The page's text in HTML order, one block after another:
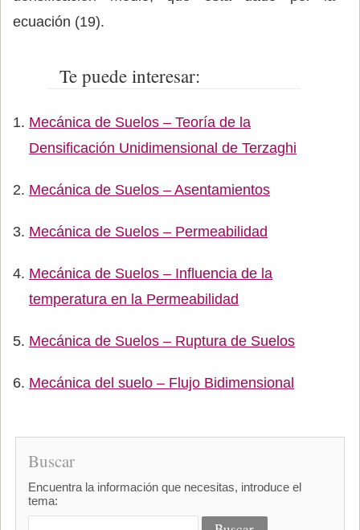
ecuación (19).
Te puede interesar:
Mecánica de Suelos – Teoría de la
Densificación Unidimensional de Terzaghi
Mecánica de Suelos – Asentamientos
Mecánica de Suelos – Permeabilidad
Mecánica de Suelos – Influencia de la
temperatura en la Permeabilidad
Mecánica de Suelos – Ruptura de Suelos
Mecánica del suelo – Flujo Bidimensional
Buscar
Encuentra la información que necesitas, introduce el
tema: